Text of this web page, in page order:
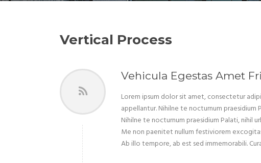
Vertical Process
Vehicula Egestas Amet
Lorem ipsum dolor sit amet, consectetur
appellantur. Nihilne te nocturnum
Nihilne te nocturnum praesidium Palati, nihil
Me non paenitet nullum festiviorem
Ab illo tempore, ab est sed immemorabili.